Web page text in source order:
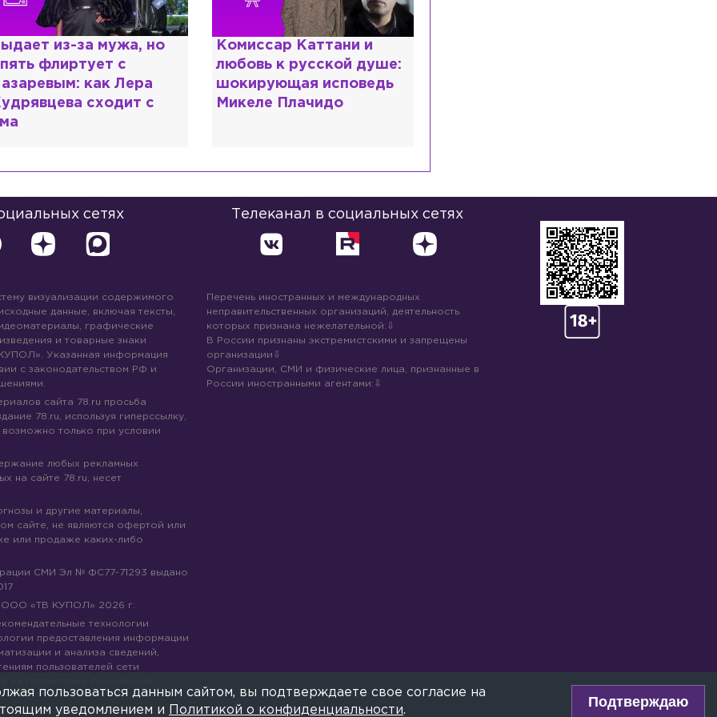
Каттани и
к русской душе:
исповедь
Плачидо
Специалист с напрасным
дипломом: почему мир
разочаровался в высшем
образовании?
сетях Телеканал в социальных сетях
визуализации содержимого
данные, включая тексты,
графические
и товарные знаки
Указанная информация
с законодательством РФ и
сайта 78.ru просьба
78.ru, используя гиперссылку,
возможно только при условии
любых рекламных
на сайте 78.ru, несет
и другие материалы,
сайте, не являются офертой или
или продаже каких-либо
СМИ Эл № ФС77-71293 выдано
ООО «ТВ КУПОЛ» 2026 г.
технологии
предоставления информации
и анализа сведений,
пользователей сети
Перечень иностранных и международных
неправительственных организаций, деятельность
которых признана нежелательной:
В России признаны экстремистскими и запрещены
организации
Организации, СМИ и физические лица, признанные в
России иностранными агентами:
пользоваться данным сайтом, вы подтверждаете свое согласие на
уведомлением и
Политикой о конфиденциальности.
Подтверждаю